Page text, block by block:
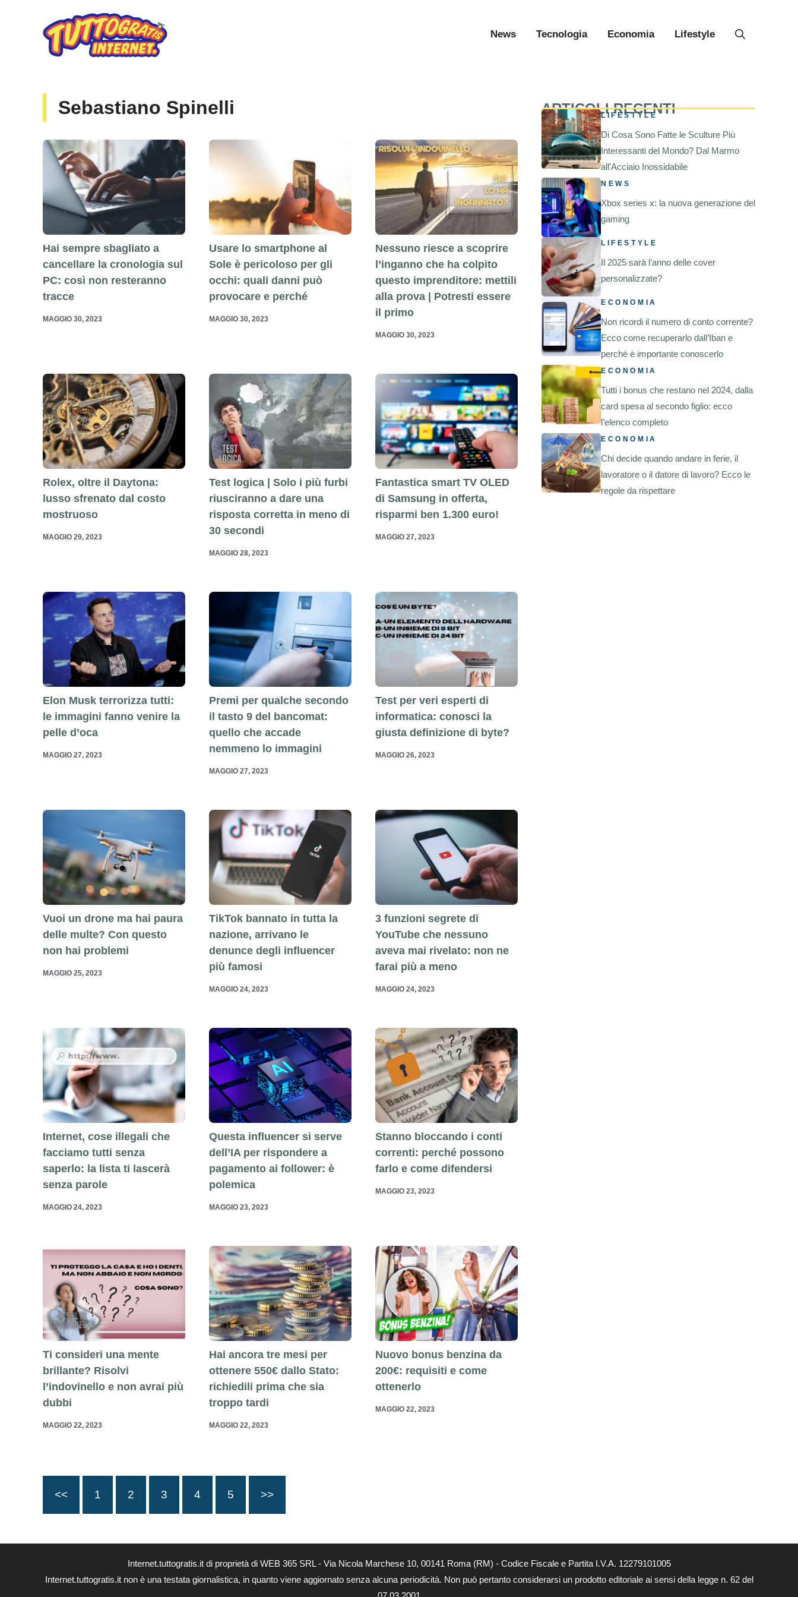
contenuto
News Tecnologia Economia Lifestyle
Sebastiano Spinelli
Hai sempre sbagliato a
cancellare la cronologia sul
PC: così non resteranno
tracce
MAGGIO 30, 2023
Usare lo smartphone al
Sole è pericoloso per gli
occhi: quali danni può
provocare e perché
MAGGIO 30, 2023
Nessuno riesce a scoprire
l’inganno che ha colpito
questo imprenditore: mettili
alla prova | Potresti essere
il primo
MAGGIO 30, 2023
Rolex, oltre il Daytona:
lusso sfrenato dal costo
mostruoso
MAGGIO 29, 2023
Test logica | Solo i più furbi
riusciranno a dare una
risposta corretta in meno di
30 secondi
MAGGIO 28, 2023
Fantastica smart TV OLED
di Samsung in offerta,
risparmi ben 1.300 euro!
MAGGIO 27, 2023
Elon Musk terrorizza tutti:
le immagini fanno venire la
pelle d’oca
MAGGIO 27, 2023
Premi per qualche secondo
il tasto 9 del bancomat:
quello che accade
nemmeno lo immagini
MAGGIO 27, 2023
Test per veri esperti di
informatica: conosci la
giusta definizione di byte?
MAGGIO 26, 2023
Vuoi un drone ma hai paura
delle multe? Con questo
non hai problemi
MAGGIO 25, 2023
TikTok bannato in tutta la
nazione, arrivano le
denunce degli influencer
più famosi
MAGGIO 24, 2023
3 funzioni segrete di
YouTube che nessuno
aveva mai rivelato: non ne
farai più a meno
MAGGIO 24, 2023
Internet, cose illegali che
facciamo tutti senza
saperlo: la lista ti lascerà
senza parole
MAGGIO 24, 2023
Questa influencer si serve
dell’IA per rispondere a
pagamento ai follower: è
polemica
MAGGIO 23, 2023
Stanno bloccando i conti
correnti: perché possono
farlo e come difendersi
MAGGIO 23, 2023
Ti consideri una mente
brillante? Risolvi
l’indovinello e non avrai più
dubbi
MAGGIO 22, 2023
Hai ancora tre mesi per
ottenere 550€ dallo Stato:
richiedili prima che sia
troppo tardi
MAGGIO 22, 2023
Nuovo bonus benzina da
200€: requisiti e come
ottenerlo
MAGGIO 22, 2023
<< 1 2 3 4 5 >>
ARTICOLI RECENTI
LIFESTYLE
Di Cosa Sono Fatte le Sculture Più
Interessanti del Mondo? Dal Marmo
all’Acciaio Inossidabile
NEWS
Xbox series x: la nuova generazione del
gaming
LIFESTYLE
Il 2025 sarà l’anno delle cover
personalizzate?
ECONOMIA
Non ricordi il numero di conto corrente?
Ecco come recuperarlo dall’Iban e
perché è importante conoscerlo
ECONOMIA
Tutti i bonus che restano nel 2024, dalla
card spesa al secondo figlio: ecco
l’elenco completo
ECONOMIA
Chi decide quando andare in ferie, il
lavoratore o il datore di lavoro? Ecco le
regole da rispettare
Internet.tuttogratis.it di proprietà di WEB 365 SRL - Via Nicola Marchese 10, 00141 Roma (RM) - Codice Fiscale e Partita I.V.A. 12279101005
Internet.tuttogratis.it non è una testata giornalistica, in quanto viene aggiornato senza alcuna periodicità. Non può pertanto considerarsi un prodotto editoriale ai sensi della legge n. 62 del